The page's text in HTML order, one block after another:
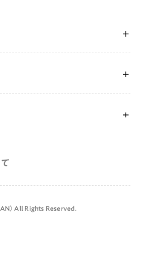
」を促進
） All Rights Reserved.